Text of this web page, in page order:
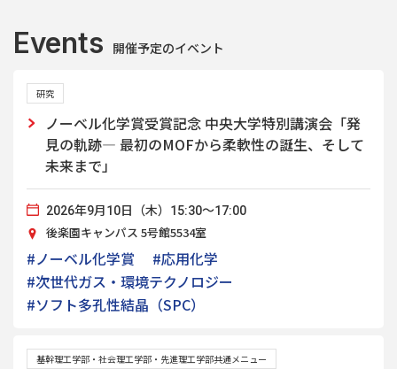
Events 開催予定のイベント
研究
ノーベル化学賞受賞記念 中央大学特別講演会「発
見の軌跡― 最初のMOFから柔軟性の誕生、そして
未来まで」
2026年9月10日（木）15:30～17:00
後楽園キャンパス 5号館5534室
#ノーベル化学賞
#応用化学
#次世代ガス・環境テクノロジー
#ソフト多孔性結晶（SPC）
基幹理工学部・社会理工学部・先進理工学部共通メニュー